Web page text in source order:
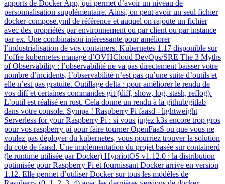
apports de Docker App, qui permet d’avoir un niveau de
personnalisation supplémentaire. Ainsi, on peut avoir un seul fichier
docker-compose.yml de référence et auquel on rajoute un fichier
avec des propriétés par environnement ou par client ou par instance
par ex. Une combinaison intéressante pour améliorer
l’industrialisation de vos containers. Kubernetes 1.17 disponible sur
l’offre kubernetes managé d’OVHCloud DevOps/SRE The 3 Myths
of Observability : l’observabilité ne va pas directement baisser votre
nombre d’incidents, l’observabilité n’est pas qu’une suite d’outils et
elle n’est pas gratuite. Outillage delta : pour améliorer le rendu de
vos diff et certaines commandes git (diff, show, log, stash, reflog).
L’outil est réalisé en rust. Cela donne un rendu à la github/gitlab
dans votre console. Sympa ! Raspberry Pi faasd - lightweight
Serverless for your Raspberry Pi : si vous jugez k3s encore trop gros
pour vos raspberry pi pour faire tourner OpenFaaS ou que vous ne
voulez pas déployer du kubernetes, vous pourriez trouver la solution
du coté de faasd. Une implémentation du projet basée sur containerd
(le runtime utilisée par Docker) HypriotOS v1.12.0 : la distribution
optimisée pour Raspberry Pi et fournissant Docker arrive en version
1.12. Elle permet d’utiliser Docker sur tous les modèles de